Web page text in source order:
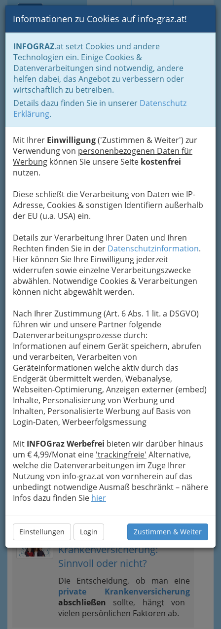
Suche Login Toggle
Informationen zu Cookies auf info-graz.at!
INFOGRAZ.at setzt Cookies und andere
Technologien ein. Einige Cookies &
Datenverarbeitungen sind notwendig, andere
helfen dabei, das Angebot zu verbessern oder
wirtschaftlich zu betreiben.
Details dazu finden Sie in unserer Datenschutz
Erklärung.
Mit Ihrer Einwilligung('Zustimmen & Weiter') zur
Verwendung von personenbezogenen Daten für
Werbung können Sie unsere Seite kostenfrei
nutzen.
Diese schließt die Verarbeitung von Daten wie IP-
Adresse, Cookies & sonstigen Identifiern außerhalb
der EU (u.a. USA) ein.
Details zur Verarbeitung Ihrer Daten und Ihren
Rechten finden Sie in der Datenschutzinformation.
Hier können Sie Ihre Einwilligung jederzeit
widerrufen sowie einzelne Verarbeitungszwecke
abwählen. Notwendige Cookies & Verarbeitungen
können nicht abgewählt werden.
Nach Ihrer Zustimmung (Art. 6 Abs. 1 lit. a DSGVO)
führen wir und unsere Partner folgende
Datenverarbeitungsprozesse durch:
Informationen auf einem Gerät speichern, abrufen
und verarbeiten, Verarbeiten von
Geräteinformationen welche aktiv durch das
Endgerät übermittelt werden, Webanalyse,
Webseiten-Optimierung, Anzeigen externer (embed)
Inhalte, Personalisierung von Werbung und
Inhalten, Personalisierte Werbung auf Basis von
Login-Daten, Werbeerfolgsmessung
Mit INFOGraz Werbefrei bieten wir darüber hinaus
um € 4,99/Monat eine 'trackingfreie' Alternative,
welche die Datenverarbeitungen im Zuge Ihrer
Nutzung von info-graz.at von vornherein auf das
unbedingt notwendige Ausmaß beschränkt – nähere
Infos dazu finden Sie hier
Einstellungen Login Zustimmen & Weiter
Home Lebens-Guide Gesundheit & Sport
Gesundheit & Sport für
Menschen in Graz und
Umgebung, Bewegung und
gesunde Lebensweise im
Einklang
Eines unserer wichtigsten Anliegen ist unsere
Gesundheit bzw. die Gesundheit unserer
Mitmenschen.
unserem höchsten Gut
um? Das Gesundheits-
Bewusstsein sollte
und die richtige,
bewusste Ernährung bereits in jungen Jahren
geschult werden. Und es gibt eine Vielzahl an
Möglichkeiten, etwas für die Gesundheit zu tun.
Viele dieser Möglichkeiten finden Sie auch über
die Links auf der rechten Seite in unserem
Aktuelles zum Thema
Die Steiermark als
Gesundheitsregion:
Angebote für Körper und
Geist
Die Steiermark ist weit mehr als
nur ein Paradies für Naturfreunde.
Mit ihrer Kombination aus
unberührter Landschaft,
traditionellenHeilmethodenund
modernen
Gesundheitsangebotenzieht sie
Menschen an, die eineAuszeit für
Körper und Geist
Private
Krankenversicherung:
Sinnvoll oder nicht?
Die Entscheidung, ob man eine
private Krankenversicherung
abschließen sollte, hängt von
vielen persönlichen Faktoren ab.